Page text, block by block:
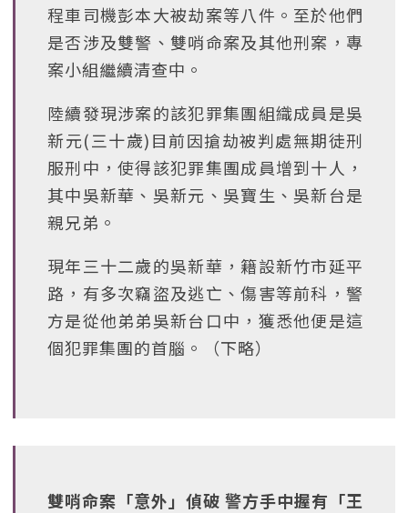
程車司機彭本大被劫案等八件。至於他們
是否涉及雙警、雙哨命案及其他刑案，專
案小組繼續清查中。
陸續發現涉案的該犯罪集團組織成員是吳
新元(三十歲)目前因搶劫被判處無期徒刑
服刑中，使得該犯罪集團成員增到十人，
其中吳新華、吳新元、吳寶生、吳新台是
親兄弟。
現年三十二歲的吳新華，籍設新竹市延平
路，有多次竊盜及逃亡、傷害等前科，警
方是從他弟弟吳新台口中，獲悉他便是這
個犯罪集團的首腦。（下略）
雙哨命案「意外」偵破 警方手中握有「王